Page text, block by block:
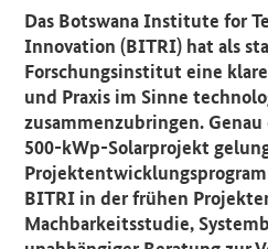
Das Botswana Institute for
Innovation (BITRI) hat als
Forschungsinstitut eine
und Praxis im Sinne
zusammenzubringen.
500-kWp-Solarprojekt
BITRI in der frühen
Machbarkeitsstudie,